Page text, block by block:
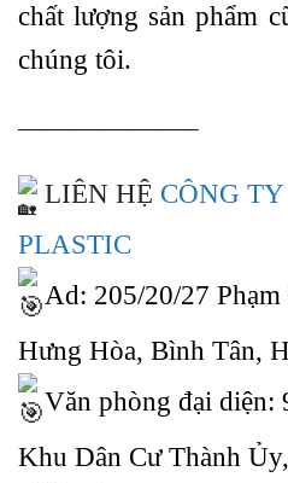
chất lượng sản phẩm
chúng tôi.
——————–
LIÊN HỆ CÔNG
PLASTIC
Ad: 205/20/27
Hưng Hòa, Bình Tân,
Văn phòng đại diện:
Khu Dân Cư Thành